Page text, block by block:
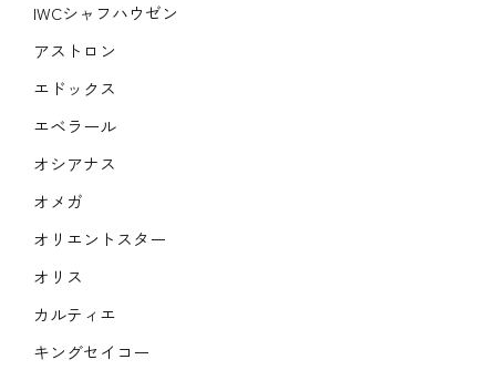
IWCシャフハウゼン
アストロン
エドックス
エベラール
オシアナス
オメガ
オリエントスター
オリス
カルティエ
キングセイコー